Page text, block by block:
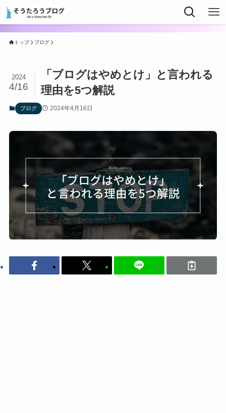
トップ ブログ
「ブログはやめとけ」と言われる
理由を5つ解説
2024
4/16
ブログ 2024年4月16日